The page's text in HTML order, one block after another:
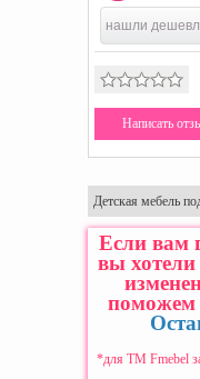
нашли
Написать
Детская мебель
Если вам
вы
поможем
*для ТМ Fmebel